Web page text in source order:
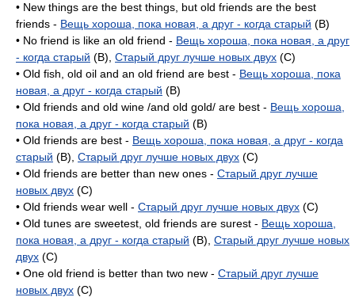
• New things are the best things, but old friends are the best
friends - Вещь хороша, пока новая, а друг - когда старый (B)
• No friend is like an old friend - Вещь хороша, пока новая, а друг
- когда старый (B), Старый друг лучше новых двух (C)
• Old fish, old oil and an old friend are best - Вещь хороша, пока
новая, а друг - когда старый (B)
• Old friends and old wine /and old gold/ are best - Вещь хороша,
пока новая, а друг - когда старый (B)
• Old friends are best - Вещь хороша, пока новая, а друг - когда
старый (B), Старый друг лучше новых двух (C)
• Old friends are better than new ones - Старый друг лучше
новых двух (C)
• Old friends wear well - Старый друг лучше новых двух (C)
• Old tunes are sweetest, old friends are surest - Вещь хороша,
пока новая, а друг - когда старый (B), Старый друг лучше новых
двух (C)
• One old friend is better than two new - Старый друг лучше
новых двух (C)